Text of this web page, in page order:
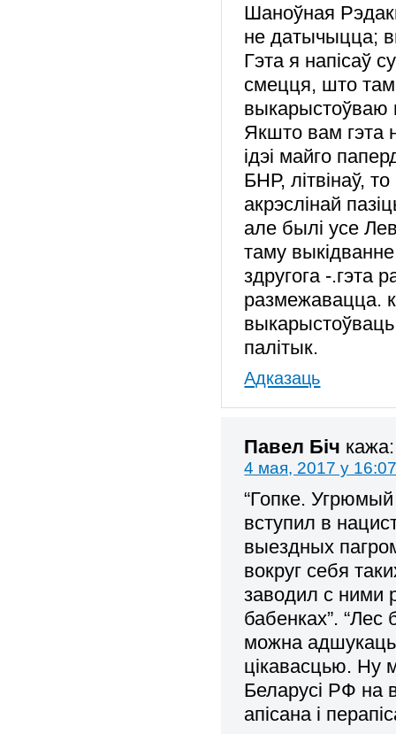
Шаноўная
не датычыцца;
Гэта я напісаў
смецця, што там
выкарыстоўваю
Якшто вам гэта
ідэі майго
БНР, літвінаў,
акрэслінай
але былі усе
таму
здругога -.гэта
размежавацца.
выкарыстоўваць
палітык.
Адказаць
Павел Біч кажа:
4 мая, 2017 у
“Гопке.
вступил в
выездных
вокруг себя
заводил с ними
бабенках”.
можна
цікавасцью. Ну
Беларусі РФ на
апісана і